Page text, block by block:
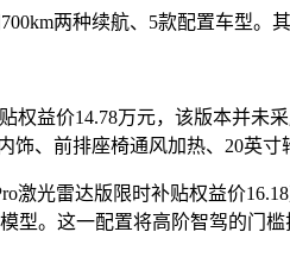
两种续航、5款配置车型
权益价14.78万元，该版本并
饰、前排座椅通风加热、20英
激光雷达版限时补贴权益价
型。这一配置将高阶智驾的门槛